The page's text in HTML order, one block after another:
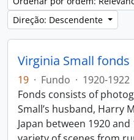
Direção: Descendente
Virginia Small fonds
19 · Fundo · 1920-1922
Fonds consists of
Small’s husband, Harry
Japan between 1920